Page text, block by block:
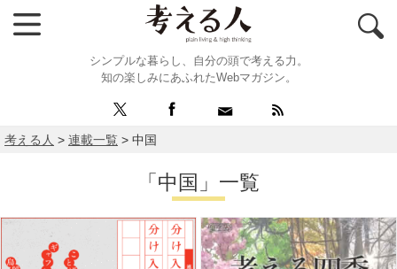
シンプルな暮らし、自分の頭で考える力。
知の楽しみにあふれたWebマガジン。
考える人 > 連載一覧 > 中国
「中国」一覧